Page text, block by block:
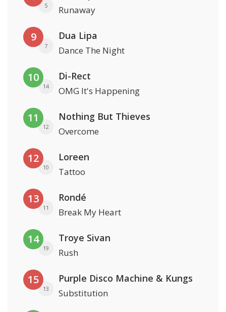
5 Runaway
9
7
Dua Lipa
Dance The Night
10
14
Di-Rect
OMG It's Happening
11
12
Nothing But Thieves
Overcome
12
10
Loreen
Tattoo
13
11
Rondé
Break My Heart
14
19
Troye Sivan
Rush
15
13
Purple Disco Machine & Kungs
Substitution